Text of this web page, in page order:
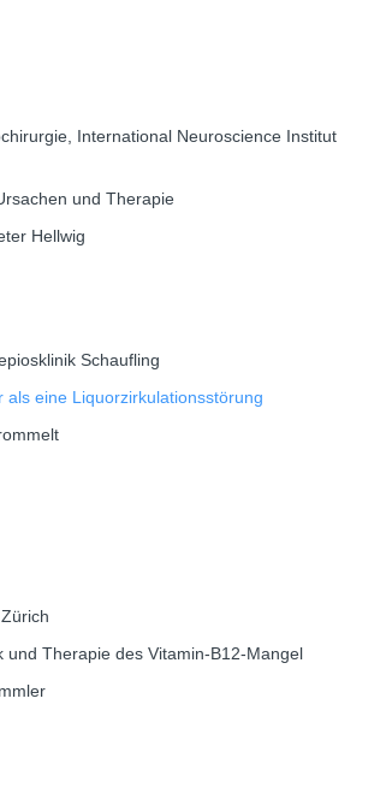
International Neuroscience Institut
und Therapie
Hellwig
Schaufling
als eine Liquorzirkulationsstörung
und Therapie des Vitamin-B12-Mangel